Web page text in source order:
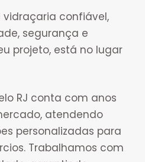
vidraçaria confiável,
segurança e
projeto, está no lugar
RJ conta com anos
atendendo
personalizadas para
Trabalhamos com